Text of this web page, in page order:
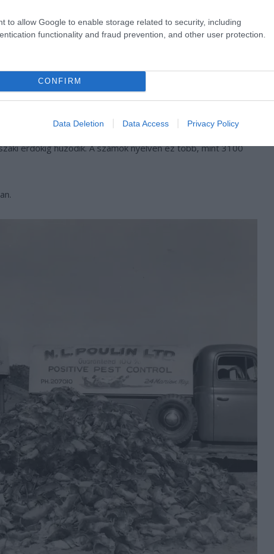
to allow Google to enable storage related to security, including
functionality and fraud prevention, and other user protection.
CONFIRM
Data Deletion Data Access Privacy Policy
bővült: 310-RATS, itt lehet bejelenteni az
hogy tasakospatkányt, pézsmapockot, mókust vagy
külön csoport vonul ki, a világon itt működik egyedül külön
hatástalanításához.
szemlézés minden farmon, magtárban az ún. piros
erdőkig húzódik. A számok nyelvén ez több, mint 3100